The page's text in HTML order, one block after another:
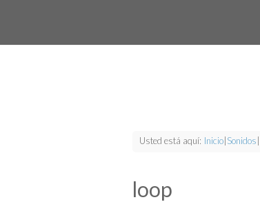
Usted está aquí: Inicio Sonidos
loop